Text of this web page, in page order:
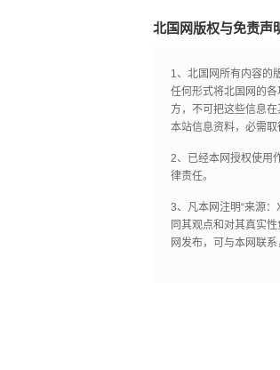
北国网版权与免责声
1、北国网所有内容的
任何形式将北国网的
方，不可把这些信息
本站信息资料，必需取
2、已经本网授权使用
律责任。
3、凡本网注明“来源
同其观点和对其真实
网发布，可与本网联系